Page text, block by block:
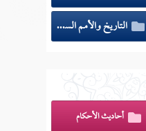
التاريخ والأمم السابقة
أحاديث الأحكام